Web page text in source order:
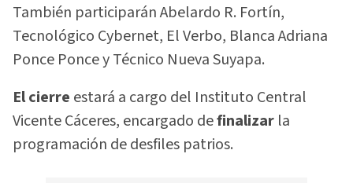
También participarán Abelardo R. Fortín,
Tecnológico Cybernet, El Verbo, Blanca Adriana
Ponce Ponce y Técnico Nueva Suyapa.
El cierre estará a cargo del Instituto Central
Vicente Cáceres, encargado definalizar la
programación de desfiles patrios.